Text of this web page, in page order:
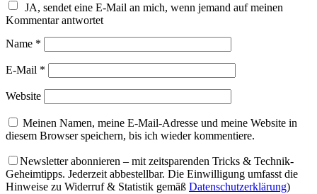
JA, sendet eine E-Mail an mich, wenn jemand auf meinen
Kommentar antwortet
Name *
E-Mail *
Website
Meinen Namen, meine E-Mail-Adresse und meine Website in
diesem Browser speichern, bis ich wieder kommentiere.
Newsletter abonnieren – mit zeitsparenden Tricks & Technik-
Geheimtipps. Jederzeit abbestellbar. Die Einwilligung umfasst die
Hinweise zu Widerruf & Statistik gemäß Datenschutzerklärung)